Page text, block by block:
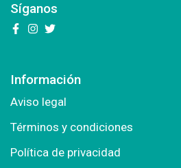
Síganos
Información
Aviso legal
Términos y condiciones
Política de privacidad